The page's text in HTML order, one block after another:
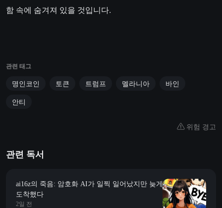
함 속에 숨겨져 있을 것입니다.
관련 태그
명인코인 토큰 트럼프 멜라니아
바인
안티
위험 경고
관련 독서
ai16z의 죽음: 암호화 AI가 일찍 일어났지만 늦게
도착했다
2일 전